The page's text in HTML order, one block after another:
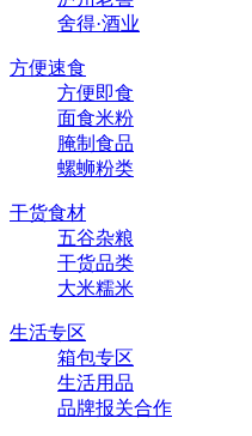
舍得·酒业
方便速食
方便即食
面食米粉
腌制食品
螺蛳粉类
干货食材
五谷杂粮
干货品类
大米糯米
生活专区
箱包专区
生活用品
品牌报关合作